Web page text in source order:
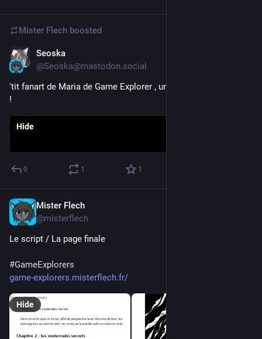
Mister Flech boosted
Seoska
@Seoska@mastodon.social
'tit fanart de Maria de Game Explorer , univers de
!
Hide
0 1 1
Mister Flech
@misterflech
Le script / La page finale
#GameExplorers
game-explorers.misterflech.fr/
Hide